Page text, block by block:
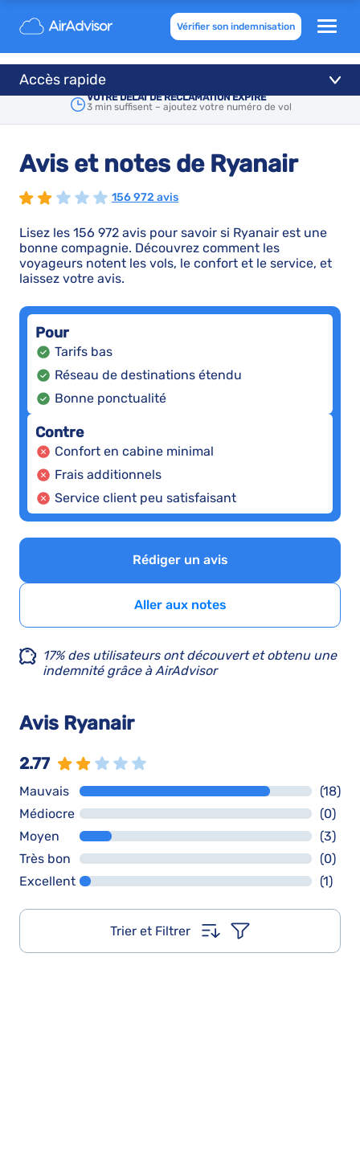
Vérifier son indemnisation
VOTRE DÉLAI DE RÉCLAMATION EXPIRE
3 min suffisent – ajoutez votre numéro de vol
Accès rapide
Avis et notes de Ryanair
156 972 avis
Lisez les 156 972 avis pour savoir si Ryanair est une
bonne compagnie. Découvrez comment les
voyageurs notent les vols, le confort et le service, et
laissez votre avis.
Pour
Tarifs bas
Réseau de destinations étendu
Bonne ponctualité
Contre
Confort en cabine minimal
Frais additionnels
Service client peu satisfaisant
Rédiger un avis
Aller aux notes
17% des utilisateurs ont découvert et obtenu une
indemnité grâce à AirAdvisor
Avis Ryanair
2.77
Mauvais
(18)
Médiocre
(0)
Moyen
(3)
Très bon
(0)
Excellent
(1)
Trier et Filtrer